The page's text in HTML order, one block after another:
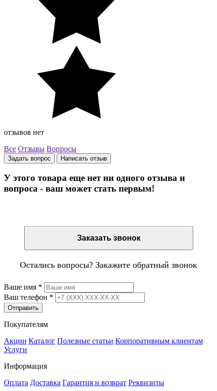
отзывов нет
Все Отзывы Вопросы
Задать вопрос Написать отзыв
У этого товара еще нет ни одного отзыва и
вопроса - ваш может стать первым!
Заказать звонок
Остались вопросы? Закажите обратный звонок
Ваше имя *
Ваш телефон *
Отправить
Покупателям
Акции Каталог Полезные статьи Корпоративным клиентам
Услуги
Информация
Оплата Доставка Гарантия и возврат Реквизиты